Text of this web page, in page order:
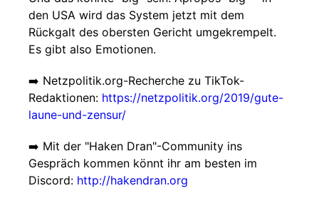
den USA wird das System jetzt mit dem
Rückgalt des obersten Gericht umgekrempelt.
Es gibt also Emotionen.
➡️ Netzpolitik.org-Recherche zu TikTok-
Redaktionen: https://netzpolitik.org/2019/gute-
laune-und-zensur/
➡️ Mit der "Haken Dran"-Community ins
Gespräch kommen könnt ihr am besten im
Discord: http://hakendran.org